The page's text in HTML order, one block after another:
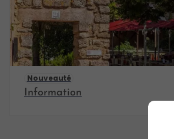
Nouveauté
Information